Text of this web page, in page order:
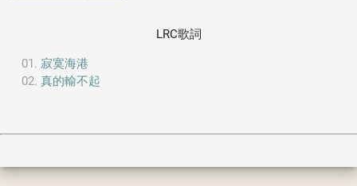
LRC歌詞
寂寞海港
真的輸不起